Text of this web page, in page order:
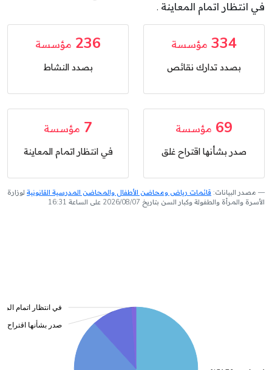
في انتظار اتمام المعاينة .
334 مؤسسة
بصدد تدارك نقائص
236 مؤسسة
بصدد النشاط
69 مؤسسة
صدر بشأنها اقتراح غلق
7 مؤسسة
في انتظار اتمام المعاينة
مصدر البيانات: قائمات رياض ومحاضن الأطفال والمحاضن المدرسية القانونية لوزارة
الأسرة والمرأة والطفولة وكبار السن بتاريخ 2026/08/07 على الساعة 16:31